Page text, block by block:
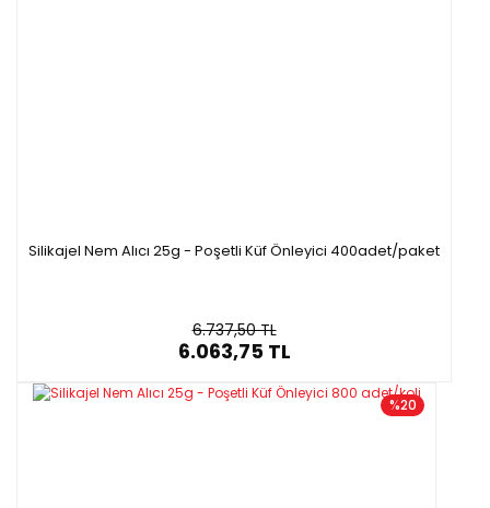
Silikajel Nem Alıcı 25g - Poşetli Küf Önleyici 400adet/paket
6.737,50 TL
6.063,75 TL
%20